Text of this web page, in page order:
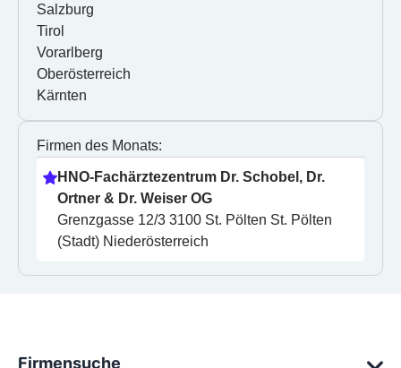
Salzburg
Tirol
Vorarlberg
Oberösterreich
Kärnten
Firmen des Monats:
HNO-Fachärztezentrum Dr. Schobel, Dr.
Ortner & Dr. Weiser OG
Grenzgasse 12/3 3100 St. Pölten St. Pölten
(Stadt) Niederösterreich
Firmensuche